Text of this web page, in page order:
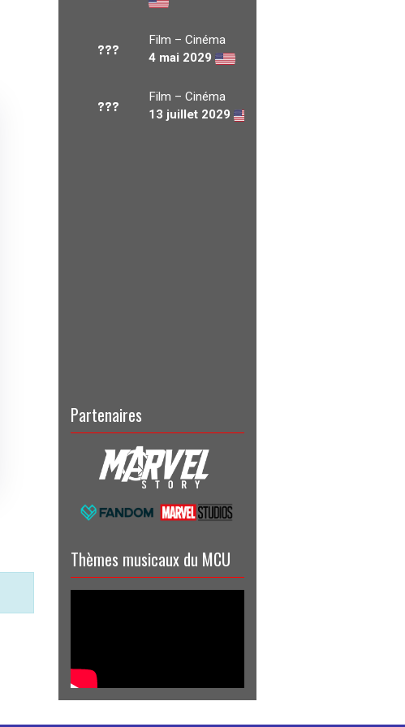
???
Film – Cinéma
4 mai 2029
???
Film – Cinéma
13 juillet 2029
Partenaires
Thèmes musicaux du MCU